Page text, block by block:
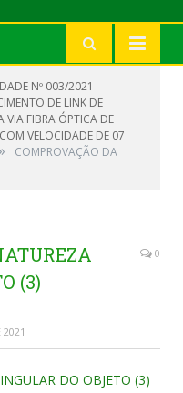
Nº 003/2021
DE LINK DE
VIA FIBRA ÓPTICA DE
VELOCIDADE DE 07
COMPROVAÇÃO DA
(3)
0
2021
DO OBJETO (3)